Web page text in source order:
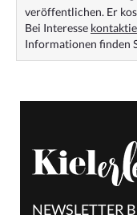
veröffentlichen. Er
Bei Interesse
Informationen finden
NEWSLETTER